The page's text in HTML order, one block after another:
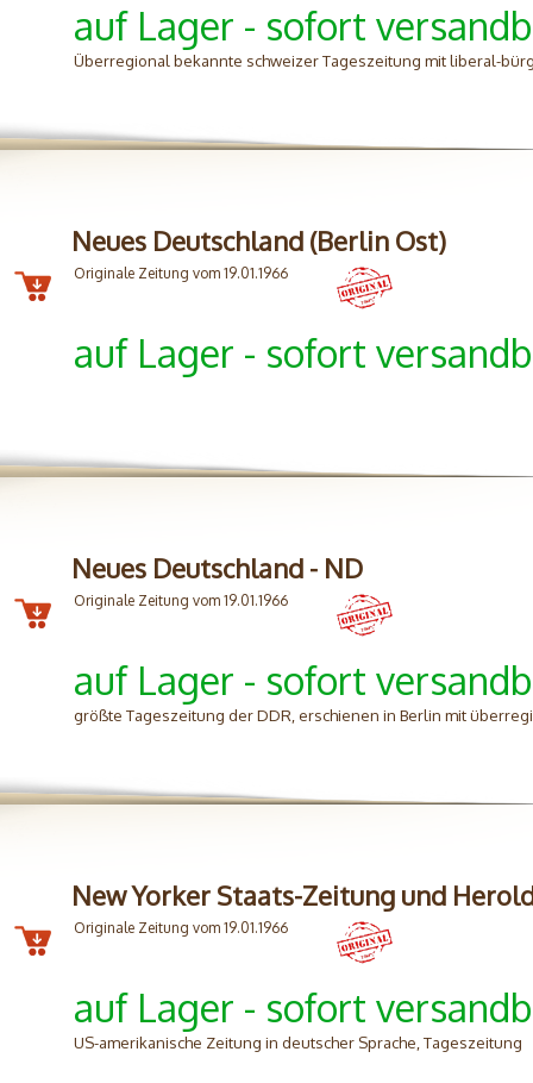
auf Lager - sofort
Überregional bekannte schweizer Tageszeitung mit liberal-
Neues Deutschland (Berlin Ost)
Originale Zeitung vom 19.01.1966
auf Lager - sofort
Neues Deutschland - ND
Originale Zeitung vom 19.01.1966
auf Lager - sofort
größte Tageszeitung der DDR, erschienen in Berlin mit
New Yorker Staats-Zeitung und
Originale Zeitung vom 19.01.1966
auf Lager - sofort
US-amerikanische Zeitung in deutscher Sprache, Tageszeitung